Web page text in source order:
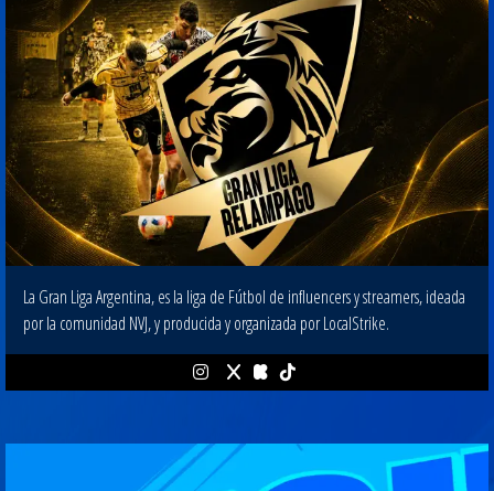
La Gran Liga Argentina, es la liga de Fútbol de influencers y streamers, ideada
por la comunidad NVJ, y producida y organizada por LocalStrike.